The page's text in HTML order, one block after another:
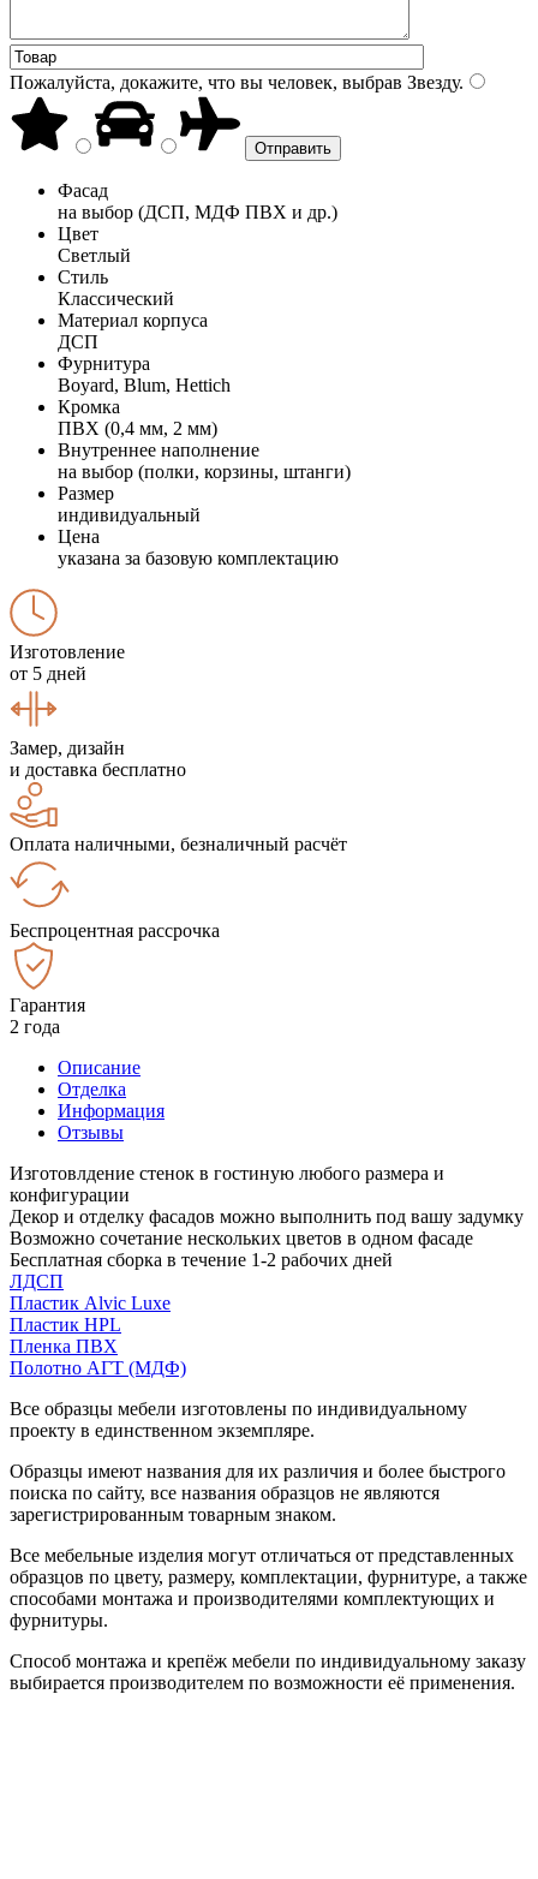
Пожалуйста, докажите, что вы человек, выбрав Звезду.
Фасад
на выбор (ДСП, МДФ ПВХ и др.)
Цвет
Светлый
Стиль
Классический
Материал корпуса
ДСП
Фурнитура
Boyard, Blum, Hettich
Кромка
ПВХ (0,4 мм, 2 мм)
Внутреннее наполнение
на выбор (полки, корзины, штанги)
Размер
индивидуальный
Цена
указана за базовую комплектацию
Изготовление
от 5 дней
Замер, дизайн
и доставка бесплатно
Оплата наличными, безналичный расчёт
Беспроцентная рассрочка
Гарантия
2 года
Описание
Отделка
Информация
Отзывы
Изготовлдение стенок в гостиную любого размера и
конфигурации
Декор и отделку фасадов можно выполнить под вашу задумку
Возможно сочетание нескольких цветов в одном фасаде
Бесплатная сборка в течение 1-2 рабочих дней
ЛДСП
Пластик Alvic Luxe
Пластик HPL
Пленка ПВХ
Полотно АГТ (МДФ)
Все образцы мебели изготовлены по индивидуальному
проекту в единственном экземпляре.
Образцы имеют названия для их различия и более быстрого
поиска по сайту, все названия образцов не являются
зарегистрированным товарным знаком.
Все мебельные изделия могут отличаться от представленных
образцов по цвету, размеру, комплектации, фурнитуре, а также
способами монтажа и производителями комплектующих и
фурнитуры.
Способ монтажа и крепёж мебели по индивидуальному заказу
выбирается производителем по возможности её применения.